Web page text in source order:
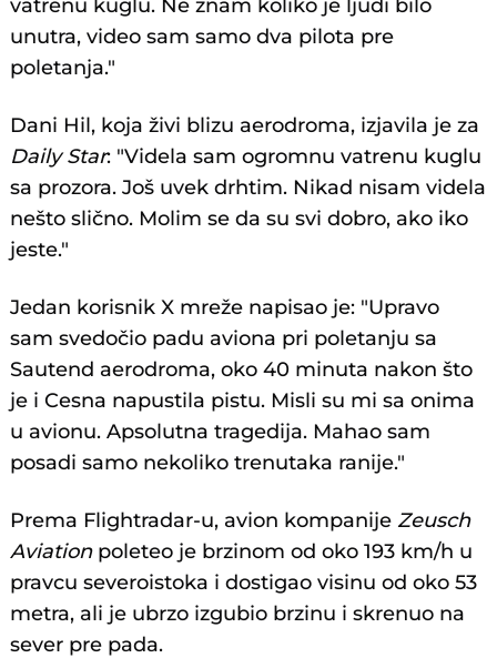
vatrenu kuglu. Ne znam koliko je ljudi bilo
unutra, video sam samo dva pilota pre
poletanja."
Dani Hil, koja živi blizu aerodroma, izjavila je za
Daily Star: "Videla sam ogromnu vatrenu kuglu
sa prozora. Još uvek drhtim. Nikad nisam videla
nešto slično. Molim se da su svi dobro, ako iko
jeste."
Jedan korisnik X mreže napisao je: "Upravo
sam svedočio padu aviona pri poletanju sa
Sautend aerodroma, oko 40 minuta nakon što
je i Cesna napustila pistu. Misli su mi sa onima
u avionu. Apsolutna tragedija. Mahao sam
posadi samo nekoliko trenutaka ranije."
Prema Flightradar-u, avion kompanije Zeusch
Aviationpoleteo je brzinom od oko 193 km/h u
pravcu severoistoka i dostigao visinu od oko 53
metra, ali je ubrzo izgubio brzinu i skrenuo na
sever pre pada.